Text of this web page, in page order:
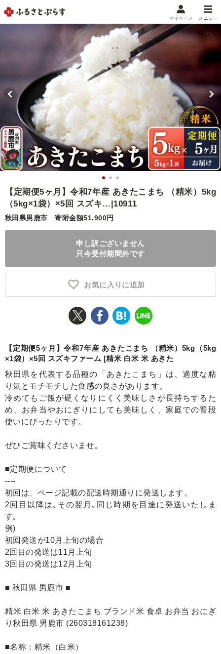
メニュー
お気に入り 閲覧履歴
メニュー
お礼の品から探す
お礼の品をカテゴリや金額で絞り込み
自治体から探す
ランキング
特集・おすすめ
マイページ
【定期便5ヶ月】令和7年産 あきたこまち （精米）5kg
（5kg×1袋）×5回 スズキ…|10911
秋田県男鹿市 寄附金額51,900円
申し訳ございません
只今受付期間外です
お気に入りに追加
【定期便5ヶ月】令和7年産 あきたこまち （精米）5kg（5kg
×1袋）×5回 スズキファーム [精米 白米 米 あきた
秋田県を代表する品種の「あきたこまち」は、適度な粘
り気とモチモチした食感の良さがあります。
冷めてもご飯が硬くなりにくく美味しさが長持ちするた
め、お弁当やおにぎりにしても美味しく、家庭での普段
使いにぴったりです。
ぜひご賞味くださいませ。
■定期便について
----
初回は、ページ記載の配送時期通りに発送します。
2回目以降は､その翌月､同じ時期を目途に発送いたしま
す｡
例)
初回発送が10月上旬の場合
2回目の発送は11月上旬
3回目の発送は12月上旬
■ 秋田県 男鹿市 ■
精米 白米 米 あきたこまち ブランド米 食卓 お弁当 おにぎ
り秋田県 男鹿市 (260318161238)
■名称：精米（白米）